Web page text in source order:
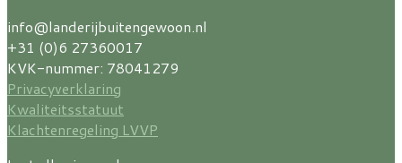
info@landerijbuitengewoon.nl
+31 (0)6 27360017
KVK-nummer: 78041279
Privacyverklaring
Kwaliteitsstatuut
Klachtenregeling LVVP